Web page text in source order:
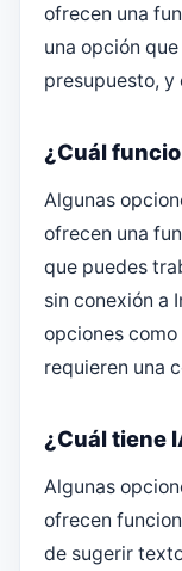
ofrecen una
una opción
presupuesto,
¿Cuál
Algunas
ofrecen una
que puedes
sin conexión a
opciones como
requieren una
¿Cuál tiene
Algunas
ofrecen
de sugerir